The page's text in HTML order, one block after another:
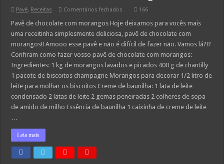
Pavê, Receitas Comentários fechados
de
com
morangos
166
Pavê de chocolate com morangos Hoje deixamos para vocês mais
uma receitinha simplesmente deliciosa, pavê de chocolate com
morangos!! Amooo esse pavê e não é difícil de fazer não. Vamos lá?!?
Confiram como fazer vosso pavê de chocolate com morangos:
Ingredientes: 1 kg de morangos lavados e picados 400 g de chantilly
1 pacote de biscoitos champagne Morangos para decorar 1/2 litro de
leite para molhar os biscoitos Creme de baunilha: 1 lata de leite
condensado 2 latas de leite 2 gemas peneiradas 2 colheres de sopa
de amido de milho Essência de baunilha 1 caixinha de creme de leite
…
Leia mais